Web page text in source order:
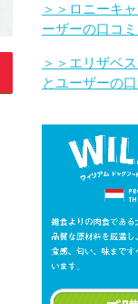
＞＞ロニーキ
ーザーの口コ
＞＞エリザベ
とユーザーの